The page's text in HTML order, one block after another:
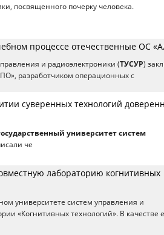
посвященного почерку человека.
процессе отечественные ОС
и радиоэлектроники (ТУСУР)
разработчиком операционных с
суверенных технологий
университет систем
че
лабораторию когнитивных
университете систем управления и
«Когнитивных технологий». В качестве